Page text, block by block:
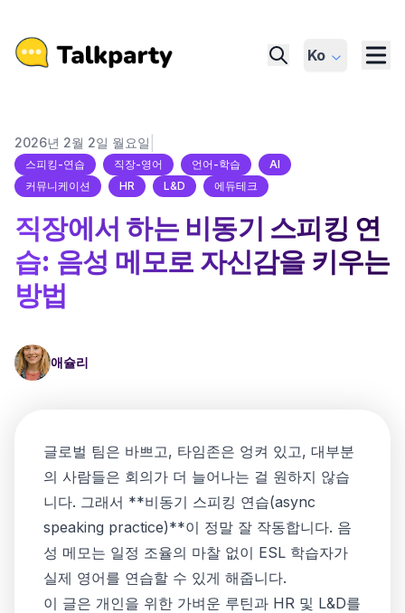
Ko
2026년 2월 2일 월요일
스피킹-연습 직장-영어 언어-학습
AI
커뮤니케이션
HR L&D 에듀테크
직장에서 하는 비동기 스피킹 연
습: 음성 메모로 자신감을 키우는
방법
애슐리
글로벌 팀은 바쁘고, 타임존은 엉켜 있고, 대부분
의 사람들은 회의가 더 늘어나는 걸 원하지 않습
니다. 그래서 **비동기 스피킹 연습(async
speaking practice)**이 정말 잘 작동합니다. 음
성 메모는 일정 조율의 마찰 없이 ESL 학습자가
실제 영어를 연습할 수 있게 해줍니다.
이 글은 개인을 위한 가벼운 루틴과 HR 및 L&D를